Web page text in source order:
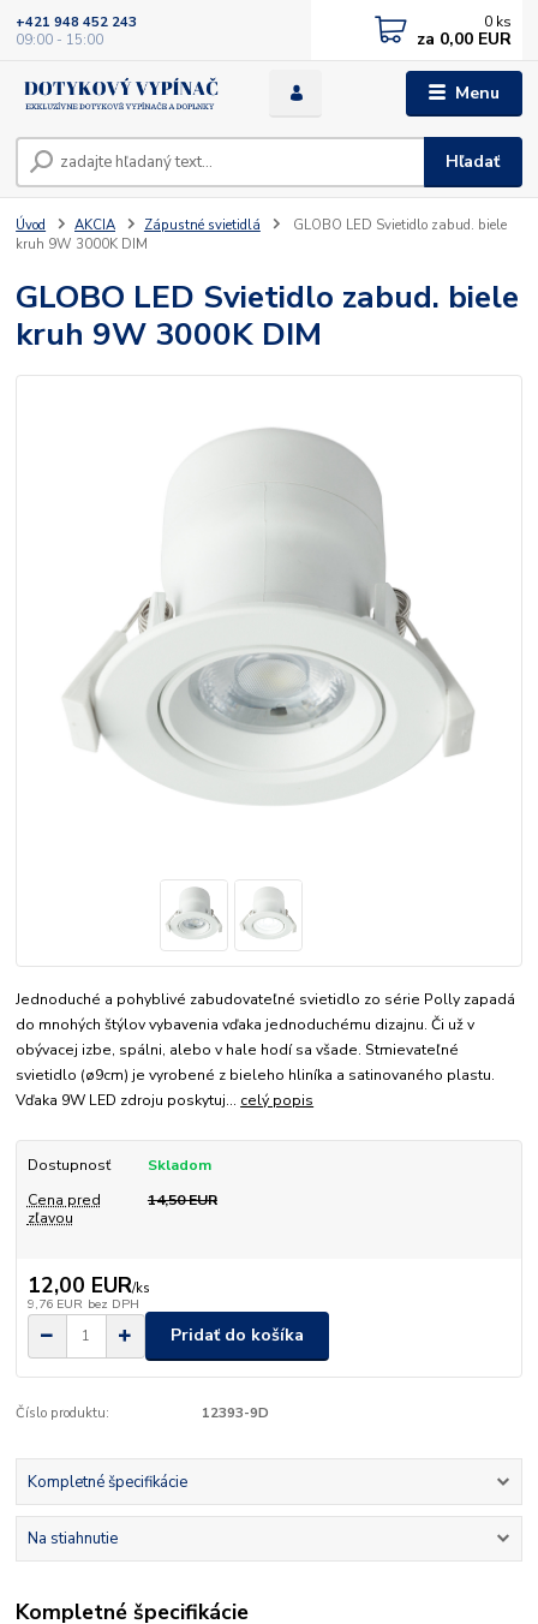
Menu
Hľadať
+421 948 452 243
09:00 - 15:00
0 ks
za 0,00 EUR
Úvod AKCIA Zápustné svietidlá
GLOBO LED Svietidlo zabud. biele
kruh 9W 3000K DIM
GLOBO LED Svietidlo zabud. biele
kruh 9W 3000K DIM
Jednoduché a pohyblivé zabudovateľné svietidlo zo série Polly zapadá
do mnohých štýlov vybavenia vďaka jednoduchému dizajnu. Či už v
obývacej izbe, spálni, alebo v hale hodí sa všade. Stmievateľné
svietidlo (ø9cm) je vyrobené z bieleho hliníka a satinovaného plastu.
Vďaka 9W LED zdroju poskytuj... celý popis
Dostupnosť
Skladom
Cena pred
zľavou
14,50 EUR
12,00 EUR/ks
9,76 EUR bez DPH
Pridať do košíka
Číslo produktu: 12393-9D
Kompletné špecifikácie
Na stiahnutie
Kompletné špecifikácie